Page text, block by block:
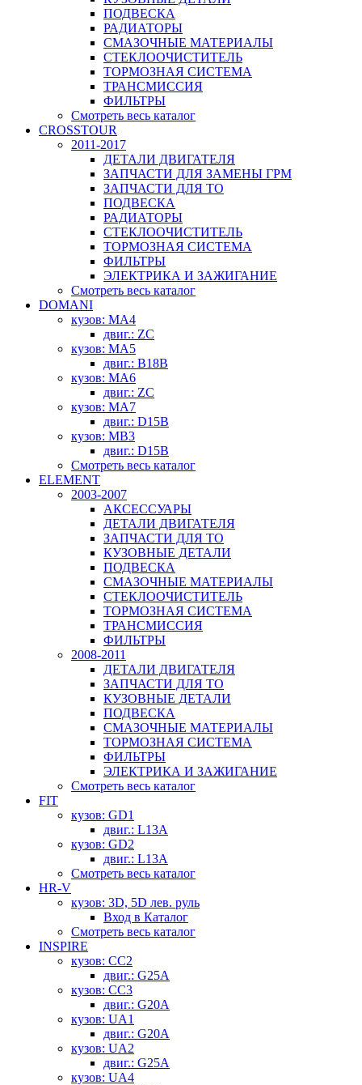
ПОДВЕСКА
РАДИАТОРЫ
СМАЗОЧНЫЕ МАТЕРИАЛЫ
СТЕКЛООЧИСТИТЕЛЬ
ТОРМОЗНАЯ СИСТЕМА
ТРАНСМИССИЯ
ФИЛЬТРЫ
Смотреть весь каталог
CROSSTOUR
2011-2017
ДЕТАЛИ ДВИГАТЕЛЯ
ЗАПЧАСТИ ДЛЯ ЗАМЕНЫ ГРМ
ЗАПЧАСТИ ДЛЯ ТО
ПОДВЕСКА
РАДИАТОРЫ
СТЕКЛООЧИСТИТЕЛЬ
ТОРМОЗНАЯ СИСТЕМА
ФИЛЬТРЫ
ЭЛЕКТРИКА И ЗАЖИГАНИЕ
Смотреть весь каталог
DOMANI
кузов: MA4
двиг.: ZC
кузов: MA5
двиг.: B18B
кузов: MA6
двиг.: ZC
кузов: MA7
двиг.: D15B
кузов: MB3
двиг.: D15B
Смотреть весь каталог
ELEMENT
2003-2007
АКСЕССУАРЫ
ДЕТАЛИ ДВИГАТЕЛЯ
ЗАПЧАСТИ ДЛЯ ТО
КУЗОВНЫЕ ДЕТАЛИ
ПОДВЕСКА
СМАЗОЧНЫЕ МАТЕРИАЛЫ
СТЕКЛООЧИСТИТЕЛЬ
ТОРМОЗНАЯ СИСТЕМА
ТРАНСМИССИЯ
ФИЛЬТРЫ
2008-2011
ДЕТАЛИ ДВИГАТЕЛЯ
ЗАПЧАСТИ ДЛЯ ТО
КУЗОВНЫЕ ДЕТАЛИ
ПОДВЕСКА
СМАЗОЧНЫЕ МАТЕРИАЛЫ
ТОРМОЗНАЯ СИСТЕМА
ФИЛЬТРЫ
ЭЛЕКТРИКА И ЗАЖИГАНИЕ
Смотреть весь каталог
FIT
кузов: GD1
двиг.: L13A
кузов: GD2
двиг.: L13A
Смотреть весь каталог
HR-V
кузов: 3D, 5D лев. руль
Вход в Каталог
Смотреть весь каталог
INSPIRE
кузов: CC2
двиг.: G25A
кузов: CC3
двиг.: G20A
кузов: UA1
двиг.: G20A
кузов: UA2
двиг.: G25A
кузов: UA4